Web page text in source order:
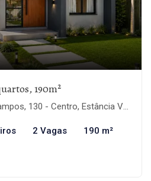
190m²
130 - Centro, Estância Velha-RS
2 Vagas 190 m²